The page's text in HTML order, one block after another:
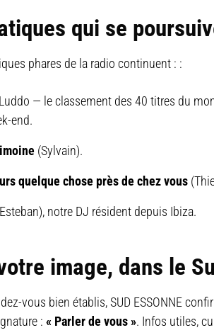
qui se
phares de la radio continuent : :
— le classement des 40 titres du
end.
(Sylvain).
quelque chose près de chez vous
notre DJ résident depuis Ibiza.
image, dans le
vous bien établis, SUD ESSONNE
: « Parler de vous ». Infos utiles,